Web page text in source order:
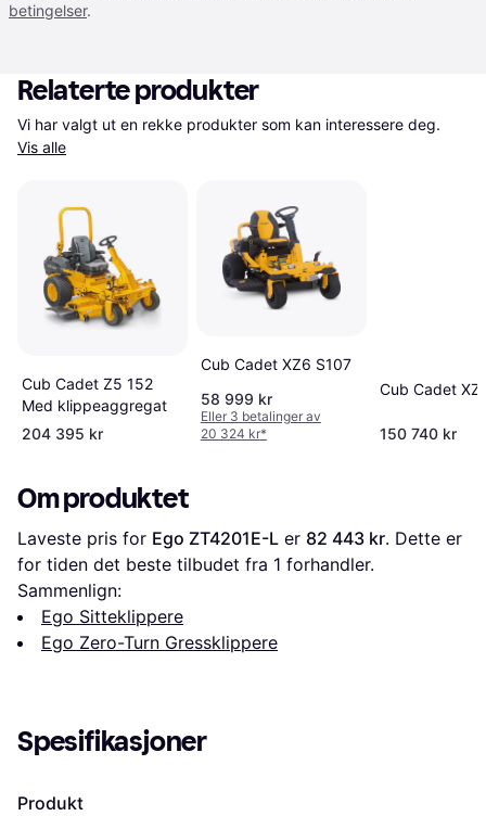
betingelser.
Relaterte produkter
Vis alle
Cub Cadet Z5 152
Med klippeaggregat
204 395 kr
Cub Cadet XZ6 S107
58 999 kr
Eller 3 betalinger av
20 324 kr*
Cub Cadet
150 740 kr
Om produktet
Laveste pris for Ego ZT4201E-L er 82 443 kr. Dette er
for tiden det beste tilbudet fra 1 forhandler.
Sammenlign:
Ego Sitteklippere
Ego Zero-Turn Gressklippere
Spesifikasjoner
Produkt